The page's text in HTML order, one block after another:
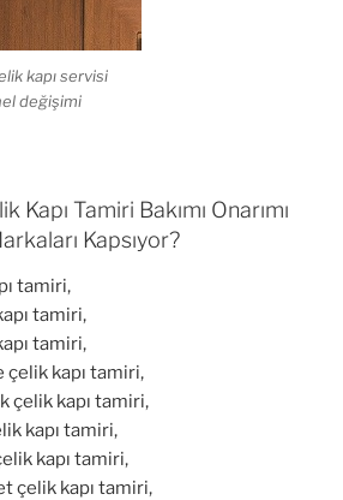
kapı servisi
değişimi
Kapı Tamiri Bakımı Onarımı
Kapsıyor?
tamiri,
tamiri,
tamiri,
kapı tamiri,
çelik kapı tamiri,
kapı tamiri,
kapı tamiri,
çelik kapı tamiri,